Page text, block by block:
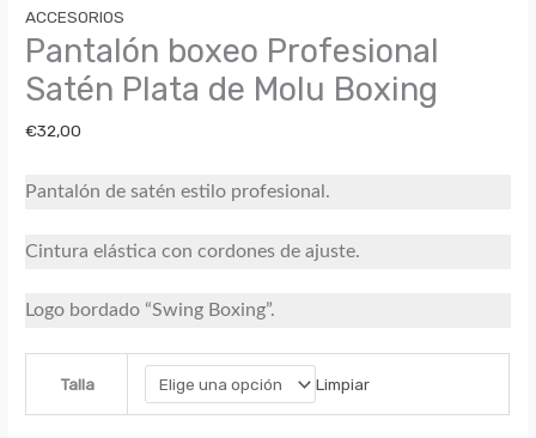
ACCESORIOS
Pantalón boxeo Profesional
Satén Plata de Molu Boxing
€32,00
Pantalón de satén estilo profesional.
Cintura elástica con cordones de ajuste.
Logo bordado “Swing Boxing”.
Talla Limpiar